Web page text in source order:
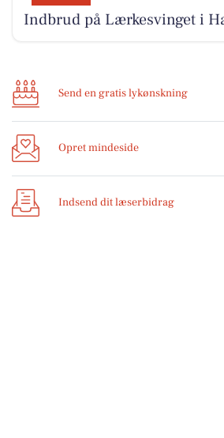
Indbrud på Lærkesvinget i
Send en gratis lykønskning
Opret mindeside
Indsend dit læserbidrag